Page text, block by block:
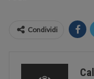
Condividi